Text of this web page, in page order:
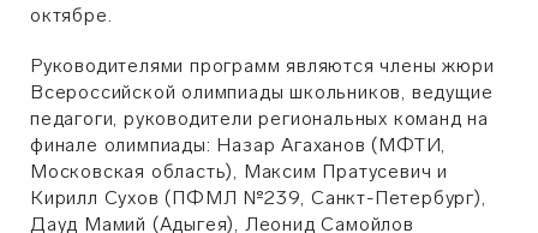
октябре.
Руководителями программ являются члены жюри
Всероссийской олимпиады школьников, ведущие
педагоги, руководители региональных команд на
финале олимпиады: Назар Агаханов (МФТИ,
Московская область), Максим Пратусевич и
Кирилл Сухов (ПФМЛ №239, Санкт-Петербург),
Дауд Мамий (Адыгея), Леонид Самойлов